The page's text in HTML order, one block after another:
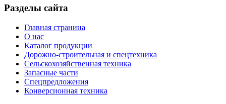
Разделы сайта
Главная страница
О нас
Каталог продукции
Дорожно-строительная и спецтехника
Сельскохозяйственная техника
Запасные части
Спецпредложения
Конверсионная техника